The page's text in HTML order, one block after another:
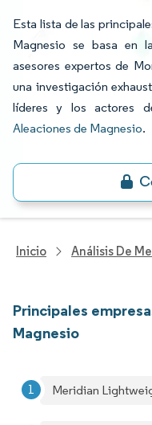
Esta lista de las
Magnesio se basa en
asesores expertos de
una investigación
líderes y los actores
Aleaciones de Magnesio.
Inicio Análisis De
Principales
Magnesio
Meridian